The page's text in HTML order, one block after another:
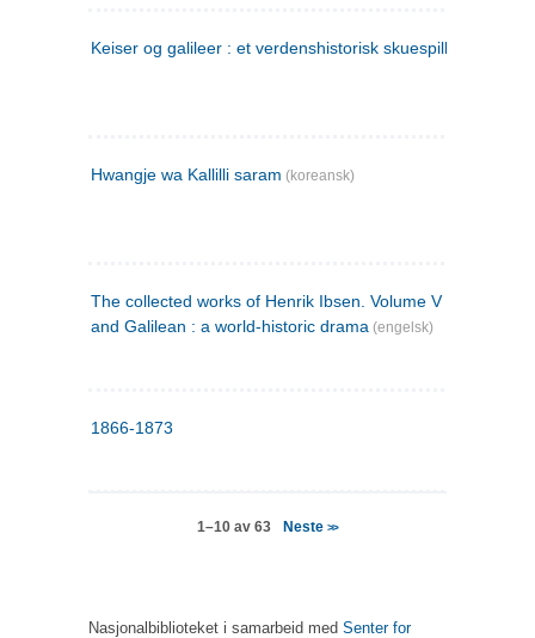
Keiser og galileer : et verdenshistorisk skuespill (1873)
Hwangje wa Kallilli saram (koreansk)
The collected works of Henrik Ibsen. Volume V : Emperor
and Galilean : a world-historic drama (engelsk)
1866-1873
1–10 av 63 Neste>>
Nasjonalbiblioteket i samarbeid med Senter for